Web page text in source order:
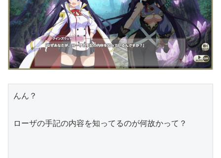
んん？
ローザの手記の内容を知ってるのが何故かって？